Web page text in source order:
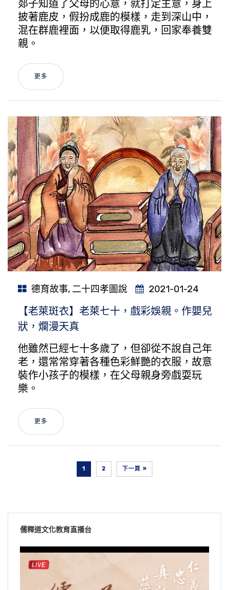
郯子知道了父母的心意，就打定主意，身上
披著鹿皮，假扮成鹿的模樣，走到深山中，
混在群鹿裡面，以便取得鹿乳，回家奉養雙
親。
更多
德育故事, 二十四孝圖說 2021-01-24
【老萊斑衣】老萊七十，戲彩娛親。作嬰兒
狀，爛漫天真
他雖然已經七十多歲了，但卻從不說自己年
老，還常常穿著各種色彩鮮艷的衣服，故意
裝作小孩子的模樣，在父母親身旁戲耍玩
樂。
更多
1 2 下一頁 »
儒釋道文化教育直播台